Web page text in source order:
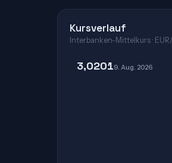
Kursverlauf
Interbanken-Mittelkurs ·
3,02019. Aug. 2026